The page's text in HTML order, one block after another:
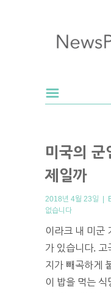
미국의 군
제일까
2018년 4월 23일 |
없습니다
이라크 내 미군
가 있습니다. 고
지가 빼곡하게
이 밥을 먹는 식